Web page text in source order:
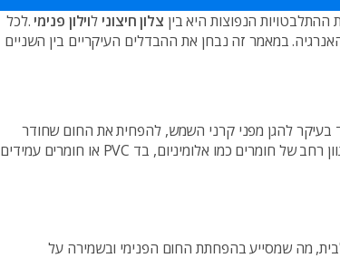
הנפוצות היא בין צלון חיצוני לוילון פנימי .לכל
במאמר זה נבחן את ההבדלים העיקריים בין השניים
בעיקר להגן מפני קרני השמש, להפחית את החום שחודר
לבית ולספק פרטיות תוך שמירה על מראה מודרני ומעוצב. צלונים חיצוניים מגיעים במגוון רחב של חומרים כמו אלומיניום, בד PVC או חומרים עמידים
מה שמסייע בהפחתת החום הפנימי ובשמירה על